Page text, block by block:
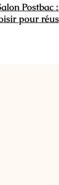
Postbac
pour